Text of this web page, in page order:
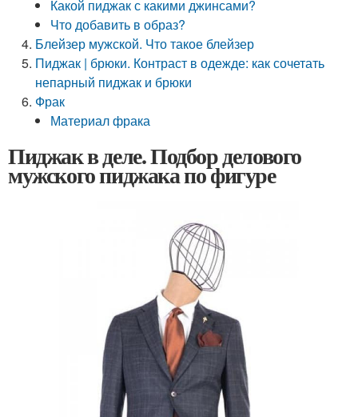
Какой пиджак с какими джинсами?
Что добавить в образ?
Блейзер мужской. Что такое блейзер
Пиджак | брюки. Контраст в одежде: как сочетать
непарный пиджак и брюки
Фрак
Материал фрака
Пиджак в деле. Подбор делового
мужского пиджака по фигуре